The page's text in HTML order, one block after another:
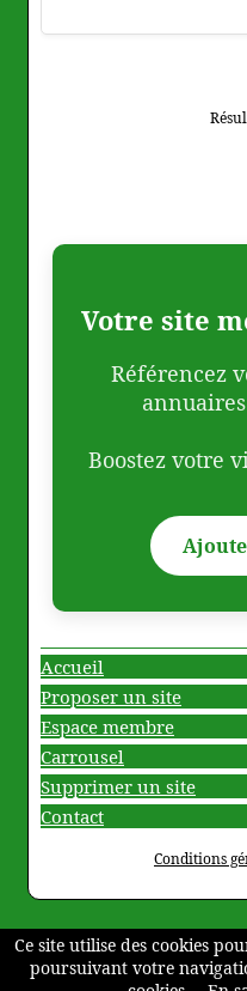
Votre site
Référencez
Boostez votre
Accueil
Proposer un site
Espace membre
Carrousel
Supprimer un site
Contact
Conditions
Ce site utilise des cookies
poursuivant votre